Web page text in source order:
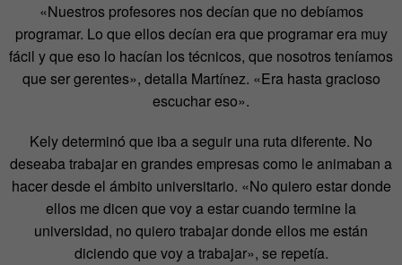
«Nuestros profesores nos decían que no debíamos
programar. Lo que ellos decían era que programar era muy
fácil y que eso lo hacían los técnicos, que nosotros teníamos
que ser gerentes», detalla Martínez. «Era hasta gracioso
escuchar eso».
Kely determinó que iba a seguir una ruta diferente. No
deseaba trabajar en grandes empresas como le animaban a
hacer desde el ámbito universitario. «No quiero estar donde
ellos me dicen que voy a estar cuando termine la
universidad, no quiero trabajar donde ellos me están
diciendo que voy a trabajar», se repetía.